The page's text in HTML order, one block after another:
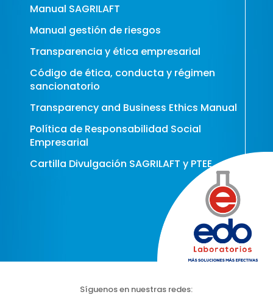
Manual SAGRILAFT
Manual gestión de riesgos
Transparencia y ética empresarial
Código de ética, conducta y régimen
sancionatorio
Transparency and Business Ethics Manual
Política de Responsabilidad Social
Empresarial
Cartilla Divulgación SAGRILAFT y PTEE
Síguenos en nuestras redes: